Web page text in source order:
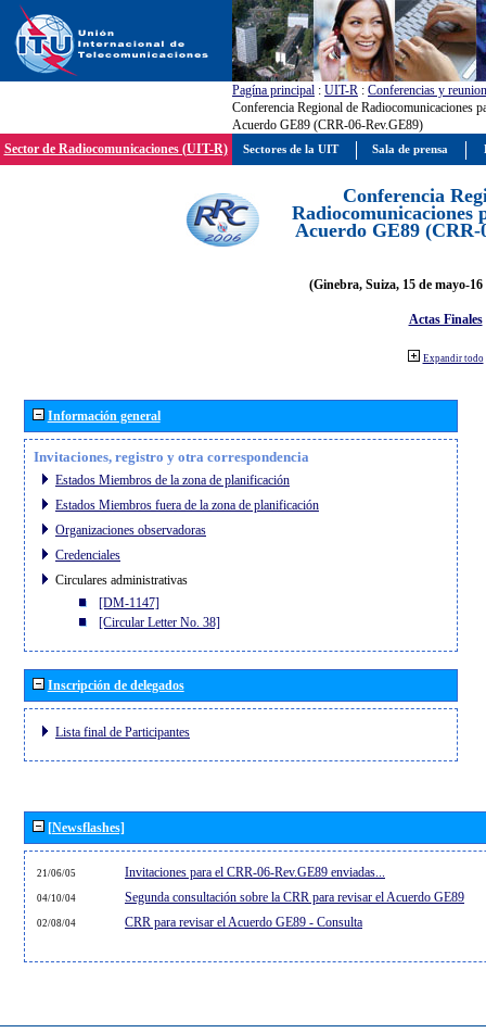
Pagína principal : UIT-R : Conferencias y
Conferencia Regional de Radiocomunicaciones
Acuerdo GE89 (CRR-06-Rev.GE89)
Sector de Radiocomunicaciones (UIT-R)
Conferencia
Radiocomunicaciones
Acuerdo GE89 (CRR-
(Ginebra, Suiza, 15 de mayo-
Actas Finales
Expandir todo
Información general
Invitaciones, registro y otra correspondencia
Estados Miembros de la zona de planificación
Estados Miembros fuera de la zona de planificación
Organizaciones observadoras
Credenciales
Circulares administrativas
[DM-1147]
[Circular Letter No. 38]
Inscripción de delegados
Lista final de Participantes
[Newsflashes]
21/06/05 Invitaciones para el CRR-06-Rev.GE89 enviadas...
04/10/04 Segunda consultación sobre la CRR para revisar el Acuerdo GE89
02/08/04 CRR para revisar el Acuerdo GE89 - Consulta
Sectores de la UIT Sala de prensa